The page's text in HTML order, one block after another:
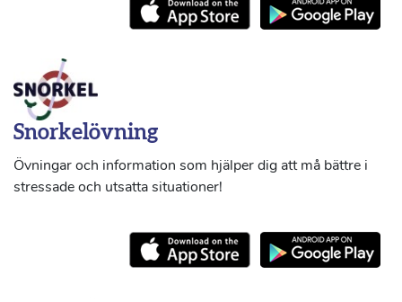
Snorkelövning
Övningar och information som hjälper dig att må bättre i
stressade och utsatta situationer!